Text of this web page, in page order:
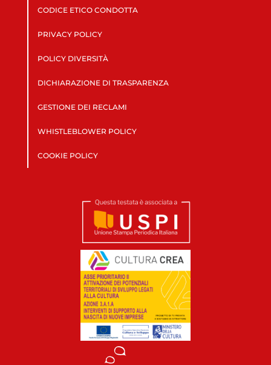
CODICE ETICO CONDOTTA
PRIVACY POLICY
POLICY DIVERSITÀ
DICHIARAZIONE DI TRASPARENZA
GESTIONE DEI RECLAMI
WHISTLEBLOWER POLICY
COOKIE POLICY